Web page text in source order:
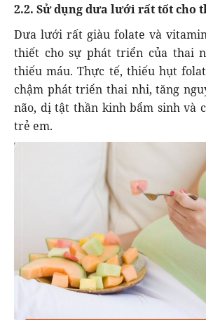
2.2. Sử dụng dưa lưới rất tốt cho
Dưa lưới rất giàu folate và
thiết cho sự phát triển của thai
thiếu máu. Thực tế, thiếu hụt
chậm phát triển thai nhi, tăng
não, dị tật thần kinh bẩm sinh và
trẻ em.